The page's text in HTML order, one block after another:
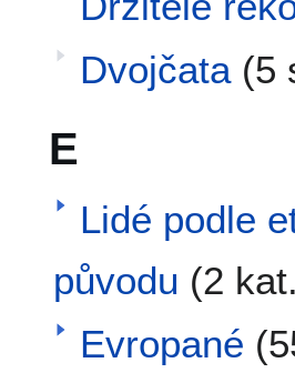
Dvojčata (5
E
Lidé podle
původu (2
Evropané